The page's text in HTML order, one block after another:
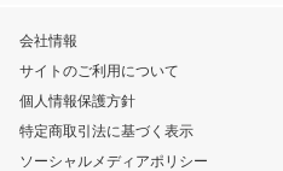
会社情報
サイトのご利用について
個人情報保護方針
特定商取引法に基づく表示
ソーシャルメディアポリシー